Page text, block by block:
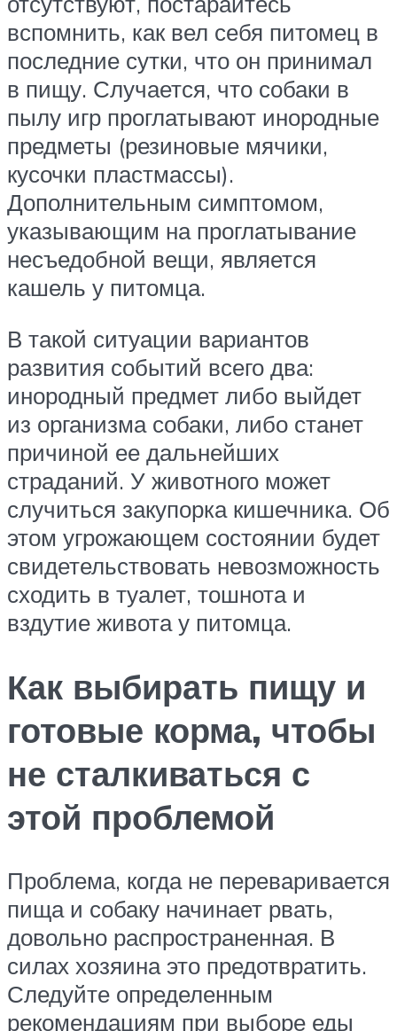
вспомнить, как вел себя питомец в
последние сутки, что он принимал
в пищу. Случается, что собаки в
пылу игр проглатывают инородные
предметы (резиновые мячики,
кусочки пластмассы).
Дополнительным симптомом,
указывающим на проглатывание
несъедобной вещи, является
кашель у питомца.
В такой ситуации вариантов
развития событий всего два:
инородный предмет либо выйдет
из организма собаки, либо станет
причиной ее дальнейших
страданий. У животного может
случиться закупорка кишечника. Об
этом угрожающем состоянии будет
свидетельствовать невозможность
сходить в туалет, тошнота и
вздутие живота у питомца.
Как выбирать пищу и
готовые корма, чтобы
не сталкиваться с
этой проблемой
Проблема, когда не переваривается
пища и собаку начинает рвать,
довольно распространенная. В
силах хозяина это предотвратить.
Следуйте определенным
рекомендациям при выборе еды